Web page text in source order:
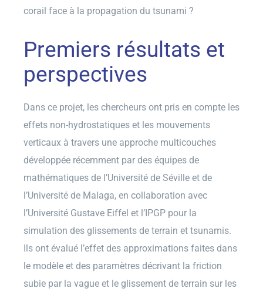
corail face à la propagation du tsunami ?
Premiers résultats et
perspectives
Dans ce projet, les chercheurs ont pris en compte les
effets non-hydrostatiques et les mouvements
verticaux à travers une approche multicouches
développée récemment par des équipes de
mathématiques de l’Université de Séville et de
l’Université de Malaga, en collaboration avec
l’Université Gustave Eiffel et l’IPGP pour la
simulation des glissements de terrain et tsunamis.
Ils ont évalué l’effet des approximations faites dans
le modèle et des paramètres décrivant la friction
subie par la vague et le glissement de terrain sur les